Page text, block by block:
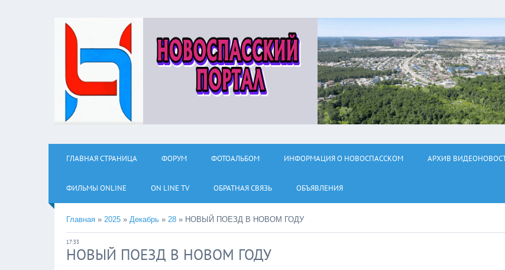
ГЛАВНАЯ СТРАНИЦА ФОРУМ ФОТОАЛЬБОМ ИНФОРМАЦИЯ О НОВОСПАССКОМ АРХИВ
ФИЛЬМЫ ОNLINE ON LINE TV ОБРАТНАЯ СВЯЗЬ ОБЪЯВЛЕНИЯ
Главная » 2025 » Декабрь » 28 » НОВЫЙ ПОЕЗД В НОВОМ ГОДУ
17:33
НОВЫЙ ПОЕЗД В НОВОМ ГОДУ